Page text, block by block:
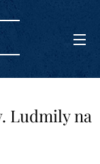
Ludmily na